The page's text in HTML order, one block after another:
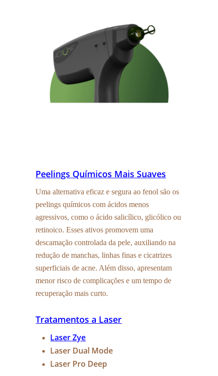
Peelings Químicos Mais Suaves
Uma alternativa eficaz e segura ao fenol são os
peelings químicos com ácidos menos
agressivos, como o ácido salicílico, glicólico ou
retinoico. Esses ativos promovem uma
descamação controlada da pele, auxiliando na
redução de manchas, linhas finas e cicatrizes
superficiais de acne. Além disso, apresentam
menor risco de complicações e um tempo de
recuperação mais curto.
Tratamentos a Laser
Laser Zye
Laser Dual Mode
Laser Pro Deep